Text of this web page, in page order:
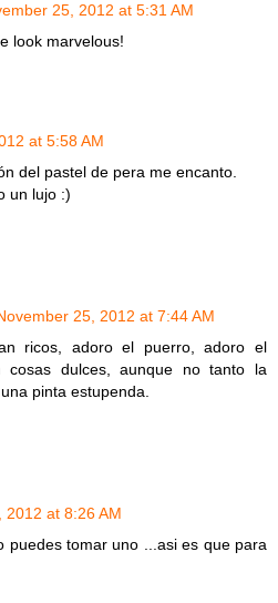
25, 2012 at 5:31 AM
look marvelous!
at 5:58 AM
del pastel de pera me encanto.
un lujo :)
25, 2012 at 7:44 AM
ricos, adoro el puerro, adoro el
cosas dulces, aunque no tanto la
pinta estupenda.
2012 at 8:26 AM
puedes tomar uno ...asi es que para